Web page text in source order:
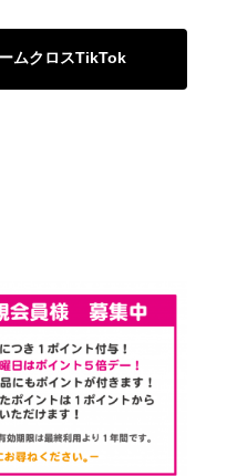
ムクロスTikTok